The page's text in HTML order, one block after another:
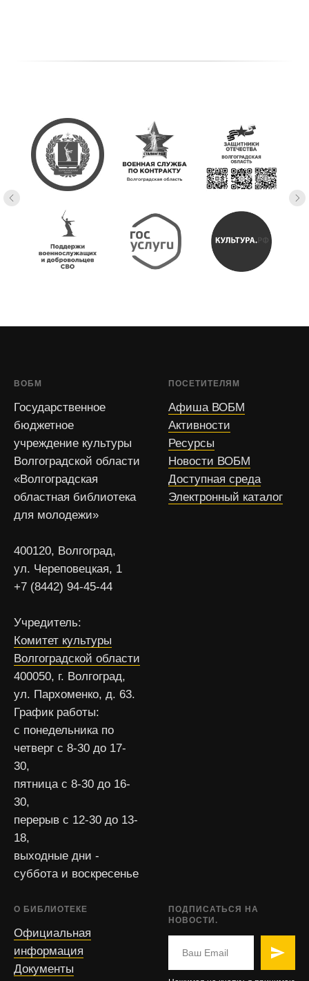
ВОБМ
Государственное
бюджетное
учреждение культуры
Волгоградской области
«Волгоградская
областная библиотека
для молодежи»
400120, Волгоград,
ул. Череповецкая, 1
+7 (8442) 94-45-44
Учредитель:
Комитет культуры
Волгоградской области
400050, г. Волгоград,
ул. Пархоменко, д. 63.
График работы:
с понедельника по
четверг с 8-30 до 17-
30,
пятница с 8-30 до 16-
30,
перерыв с 12-30 до 13-
18,
выходные дни -
суббота и воскресенье
ПОСЕТИТЕЛЯМ
Афиша ВОБМ
Активности
Ресурсы
Новости ВОБМ
Доступная среда
Электронный каталог
О БИБЛИОТЕКЕ
Официальная
информация
Документы
ПОДПИСАТЬСЯ НА
НОВОСТИ.